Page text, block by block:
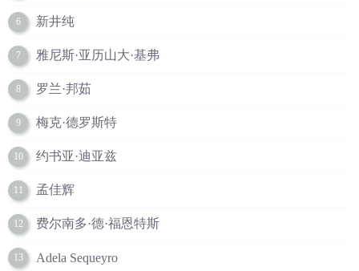
6 新井纯
7 雅尼斯·亚历山大·基弗
8 罗兰·邦茹
9 梅克·德罗斯特
10 约书亚·迪亚兹
11 孟佳辉
12 费尔南多·德·福恩特斯
13 Adela Sequeyro